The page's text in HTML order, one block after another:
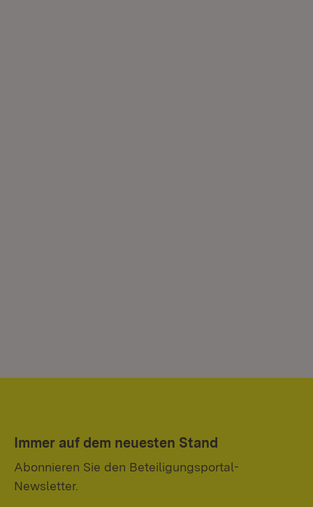
Immer auf dem neuesten Stand
Abonnieren Sie den Beteiligungsportal-
Newsletter.